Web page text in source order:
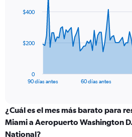
data
The
categories.
Range:
90 días antes 60 días antes
0
$200
$400
¿Cuál es el mes más barato para
Miami a Aeropuerto Washington
National?